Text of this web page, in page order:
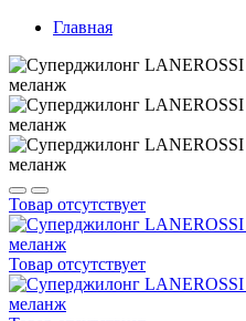
Главная
Товар отсутствует
Товар отсутствует